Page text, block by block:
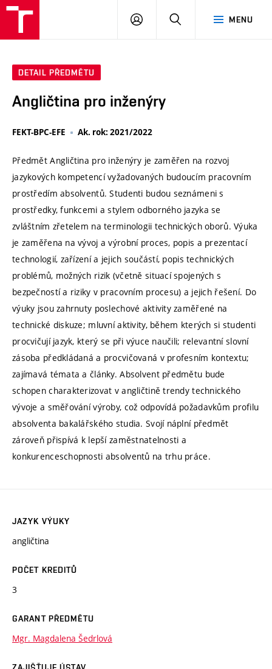
MENU
PŘIHLÁSIT
DETAIL PŘEDMĚTU
Angličtina pro inženýry
FEKT-BPC-EFE Ak. rok: 2021/2022
Předmět Angličtina pro inženýry je zaměřen na rozvoj
jazykových kompetencí vyžadovaných budoucím pracovním
prostředím absolventů. Studenti budou seznámeni s
prostředky, funkcemi a stylem odborného jazyka se
zvláštním zřetelem na terminologii technických oborů. Výuka
je zaměřena na vývoj a výrobní proces, popis a prezentací
technologií, zařízení a jejich součástí, popis technických
problémů, možných rizik (včetně situací spojených s
bezpečností a riziky v pracovním procesu) a jejich řešení. Do
výuky jsou zahrnuty poslechové aktivity zaměřené na
technické diskuze; mluvní aktivity, během kterých si studenti
procvičují jazyk, který se při výuce naučili; relevantní slovní
zásoba předkládaná a procvičovaná v profesním kontextu;
zajímavá témata a články. Absolvent předmětu bude
schopen charakterizovat v angličtině trendy technického
vývoje a směřování výroby, což odpovídá požadavkům profilu
absolventa bakalářského studia. Svojí náplní předmět
zároveň přispívá k lepší zaměstnatelnosti a
konkurenceschopnosti absolventů na trhu práce.
JAZYK VÝUKY
angličtina
POČET KREDITŮ
3
GARANT PŘEDMĚTU
Mgr. Magdalena Šedrlová